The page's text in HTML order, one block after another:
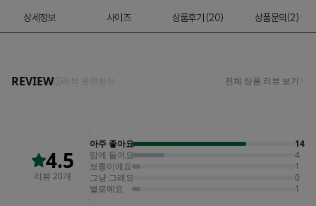
상세정보 사이즈 상품후기 (20) 상품문의(2)